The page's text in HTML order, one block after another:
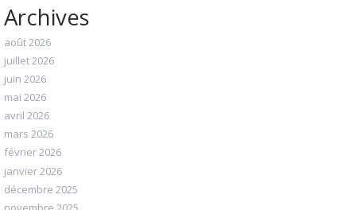
Archives
août 2026
juillet 2026
juin 2026
mai 2026
avril 2026
mars 2026
février 2026
janvier 2026
décembre 2025